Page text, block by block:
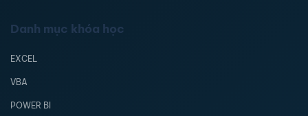
Danh mục khóa học
EXCEL
VBA
POWER BI